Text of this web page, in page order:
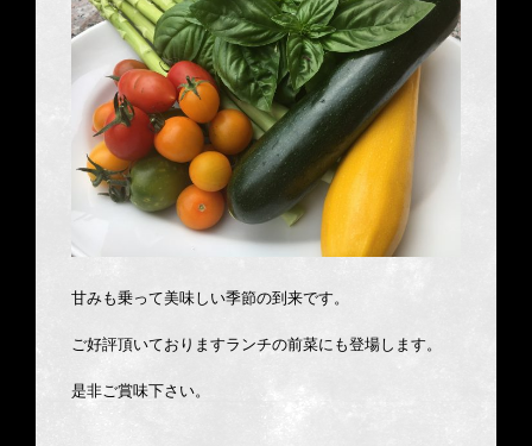
甘みも乗って美味しい季節の到来です。
ご好評頂いておりますランチの前菜にも登場します。
是非ご賞味下さい。